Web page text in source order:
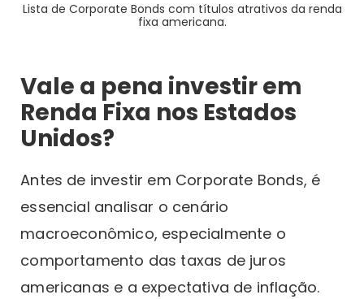
Lista de Corporate Bonds com títulos atrativos da renda
fixa americana.
Vale a pena investir em
Renda Fixa nos Estados
Unidos?
Antes de investir em Corporate Bonds, é
essencial analisar o cenário
macroeconômico, especialmente o
comportamento das taxas de juros
americanas e a expectativa de inflação.